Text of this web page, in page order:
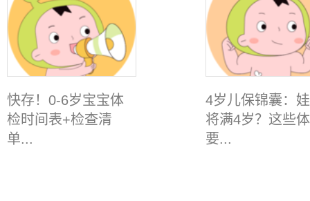
快存！0-6岁宝宝体
检时间表+检查清
单...
4岁儿保锦囊：
将满4岁？这些
要...